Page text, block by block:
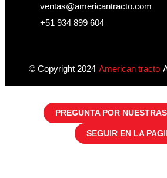
ventas@americantracto.com
+51 934 899 604
© Copyright 2024 American tracto
PREGUNTA POR
SEGUIR EN LA